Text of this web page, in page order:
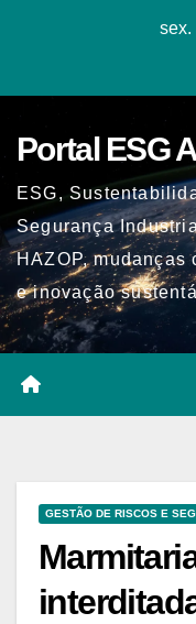
sex.
Portal ESG
ESG,
Segurança
HAZOP,
e inovação
GESTÃO DE RISCOS E